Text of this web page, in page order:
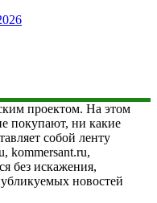
проектом. На этом
покупают, ни какие
собой ленту
kommersant.ru,
без искажения,
новостей